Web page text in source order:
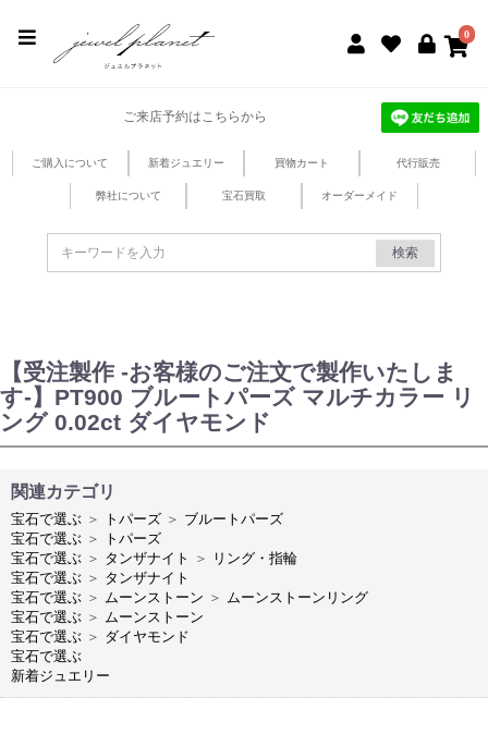
0
ご来店予約はこちらから
ご購入について 新着ジュエリー 買物カート 代行販売
弊社について 宝石買取 オーダーメイド
検索
【受注製作 -お客様のご注文で製作いたしま
す-】PT900 ブルートパーズ マルチカラー リ
ング 0.02ct ダイヤモンド
関連カテゴリ
宝石で選ぶ ＞ トパーズ ＞ ブルートパーズ
宝石で選ぶ ＞
トパーズ
宝石で選ぶ ＞ タンザナイト ＞
リング・指輪
宝石で選ぶ ＞ タンザナイト
宝石で選ぶ ＞ ムーンストーン ＞ ムーンストーンリング
宝石で選ぶ ＞ ムーンストーン
宝石で選ぶ ＞ ダイヤモンド
宝石で選ぶ
新着ジュエリー